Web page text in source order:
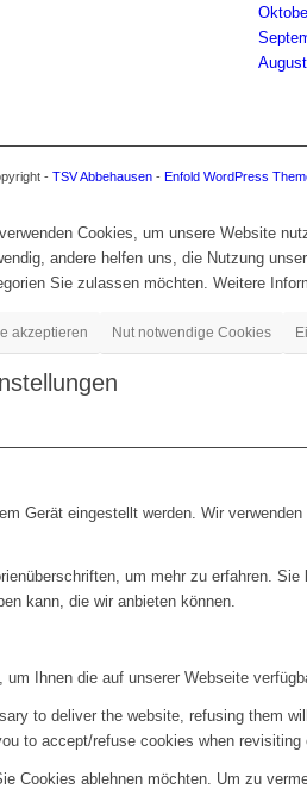
- TSV Abbehausen - Enfold WordPress
Cookies, um unsere Website
andere helfen uns, die Nutzung
Sie zulassen möchten. Weitere
akzeptieren Nut notwendige Cookies
Gerät eingestellt werden. Wir
um mehr zu erfahren.
kann, die wir anbieten können.
Ihnen die auf unserer Webseite
to deliver the website, refusing them
to accept/refuse cookies when revisiting
Cookies ablehnen möchten. Um zu